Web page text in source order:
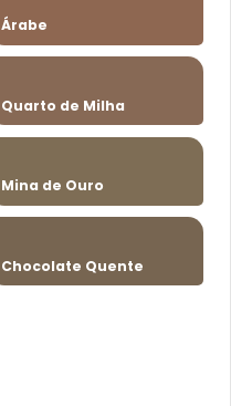
Árabe
Quarto de Milha
Mina de Ouro
Chocolate Quente